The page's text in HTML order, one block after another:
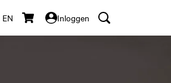
EN Inloggen